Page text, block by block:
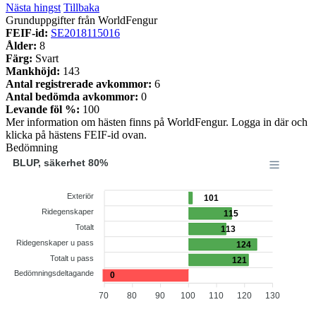
Nästa hingst Tillbaka
Grunduppgifter från WorldFengur
FEIF-id: SE2018115016
Ålder: 8
Färg: Svart
Mankhöjd: 143
Antal registrerade avkommor: 6
Antal bedömda avkommor: 0
Levande föl %: 100
Mer information om hästen finns på WorldFengur. Logga in där och
klicka på hästens FEIF-id ovan.
Bedömning
101
115
113
124
121
0
Exteriör
Ridegenskaper
Totalt
Ridegenskaper u pass
Totalt u pass
Bedömningsdeltagande
130
120
110
100
90
80
70
BLUP, säkerhet 80%